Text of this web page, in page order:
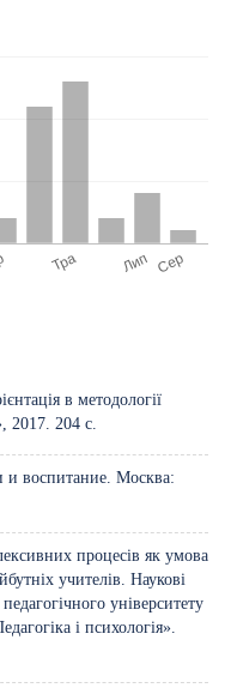
в методології
204 с.
и воспитание. Москва:
процесів як умова
учителів. Наукові
університету
і психологія».